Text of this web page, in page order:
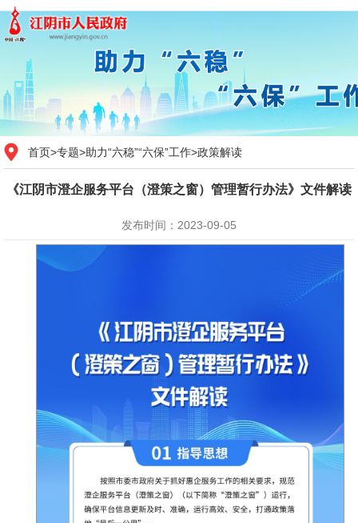
首页>专题>助力“六稳”“六保”工作>政策解读
《江阴市澄企服务平台（澄策之窗）管理暂行办法》文件解读
发布时间：2023-09-05